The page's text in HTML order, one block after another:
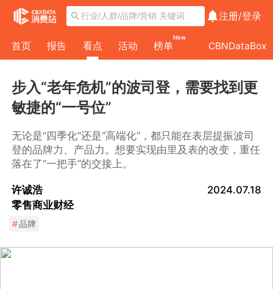
注册/登录
首页 报告 看点 活动 榜单
New
CBNDataBox
步入“老年危机”的波司登，需要找到更
敏捷的“一号位”
无论是“四季化”还是“高端化”，都只能在表层提振波司
登的品牌力、产品力。想要实现由里及表的改变，重任
落在了“一把手”的交接上。
许诚浩
零售商业财经
2024.07.18
#品牌